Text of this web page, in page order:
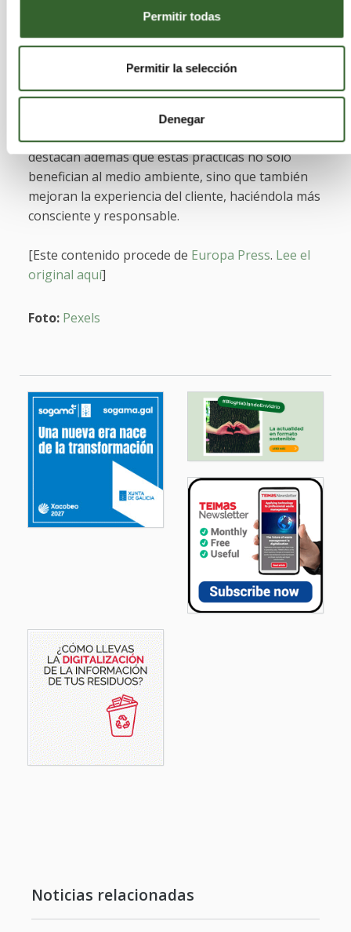
Permitir todas
Permitir la selección
Denegar
químicos en el agua, mientras que consideran que
la ropa de cama de algodón ecológico y los
cepillos de dientes biodegradables con pasta
dental sin químicos son opciones más saludables
y sostenibles.
Los clientes de Eurostars Hotel Company
destacan además que estas prácticas no solo
benefician al medio ambiente, sino que también
mejoran la experiencia del cliente, haciéndola más
consciente y responsable.
[Este contenido procede de Europa Press. Lee el
original aquí]
Foto: Pexels
Noticias relacionadas